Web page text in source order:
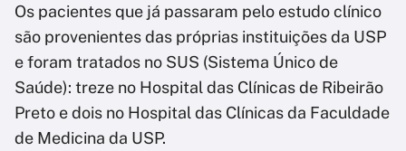
Os pacientes que já passaram pelo estudo clínico
são provenientes das próprias instituições da USP
e foram tratados no SUS (Sistema Único de
Saúde): treze no Hospital das Clínicas de Ribeirão
Preto e dois no Hospital das Clínicas da Faculdade
de Medicina da USP.